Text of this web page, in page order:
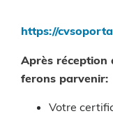
https://
Après réception
ferons parvenir:
Votre